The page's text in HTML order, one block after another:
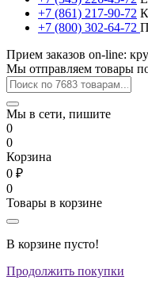
+7 (861) 217-90-72
+7 (800) 302-64-72
Прием заказов on-line:
Мы отправляем товары
Мы в сети, пишите
0
0
Корзина
0 ₽
0
Товары в корзине
В корзине пусто!
Продолжить покупки